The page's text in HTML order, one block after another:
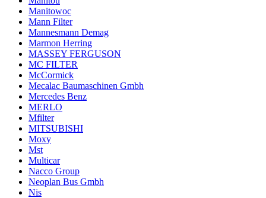
Manitowoc
Mann Filter
Mannesmann Demag
Marmon Herring
MASSEY FERGUSON
MC FILTER
McCormick
Mecalac Baumaschinen Gmbh
Mercedes Benz
MERLO
Mfilter
MITSUBISHI
Moxy
Mst
Multicar
Nacco Group
Neoplan Bus Gmbh
Nis